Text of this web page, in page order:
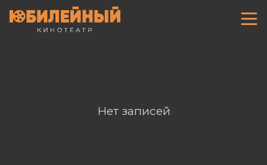
Нет записей